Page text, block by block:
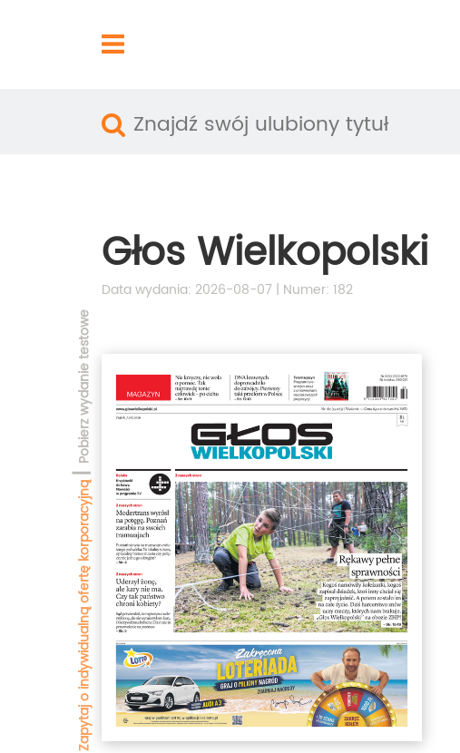
Głos Wielkopolski
Data wydania: 2026-08-07 | Numer: 182
Zapytaj o indywidualną ofertę korporacyjną
|
Pobierz wydanie testowe